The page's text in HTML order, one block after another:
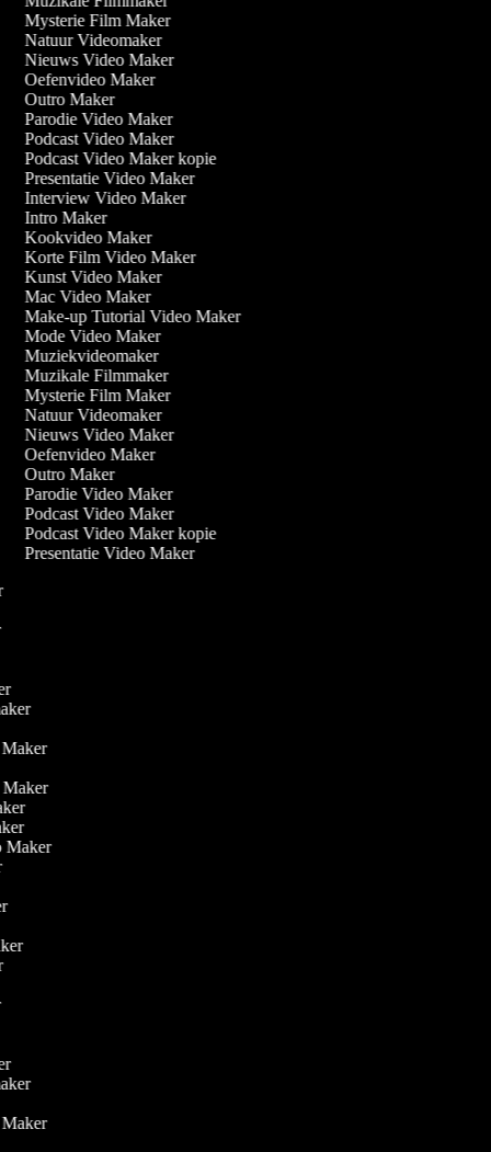
Mysterie Film Maker
Natuur Videomaker
Nieuws Video Maker
Oefenvideo Maker
Outro Maker
Parodie Video Maker
Podcast Video Maker
Podcast Video Maker kopie
Presentatie Video Maker
Interview Video Maker
Intro Maker
Kookvideo Maker
Korte Film Video Maker
Kunst Video Maker
Mac Video Maker
Make-up Tutorial Video Maker
Mode Video Maker
Muziekvideomaker
Muzikale Filmmaker
Mysterie Film Maker
Natuur Videomaker
Nieuws Video Maker
Oefenvideo Maker
Outro Maker
Parodie Video Maker
Podcast Video Maker
Podcast Video Maker kopie
Presentatie Video Maker
Maker
Maker
Maker
Maker